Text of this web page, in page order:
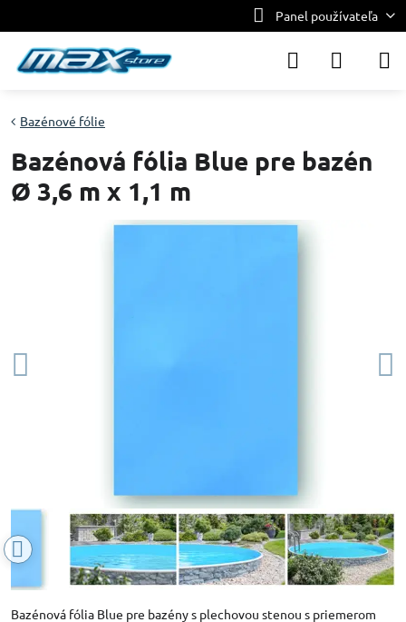
Panel používateľa
Bazénové fólie
Bazénová fólia Blue pre bazén
Ø 3,6 m x 1,1 m
Bazénová fólia Blue pre bazény s plechovou stenou s priemerom